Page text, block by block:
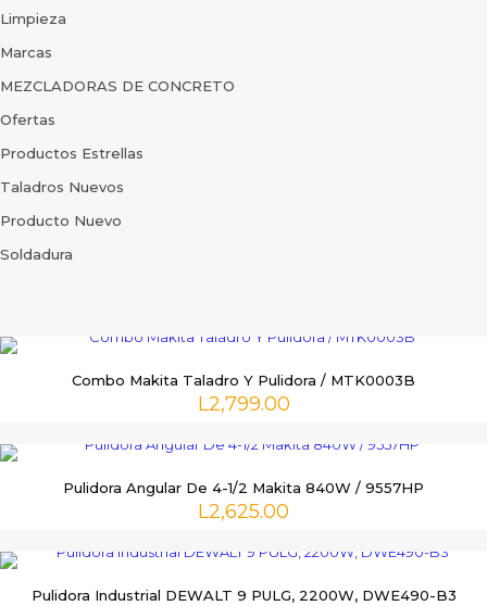
Limpieza
Marcas
MEZCLADORAS DE CONCRETO
Ofertas
Productos Estrellas
Taladros Nuevos
Producto Nuevo
Soldadura
Combo Makita Taladro Y Pulidora / MTK0003B
L2,799.00
Pulidora Angular De 4-1/2 Makita 840W / 9557HP
L2,625.00
Pulidora Industrial DEWALT 9 PULG, 2200W, DWE490-B3